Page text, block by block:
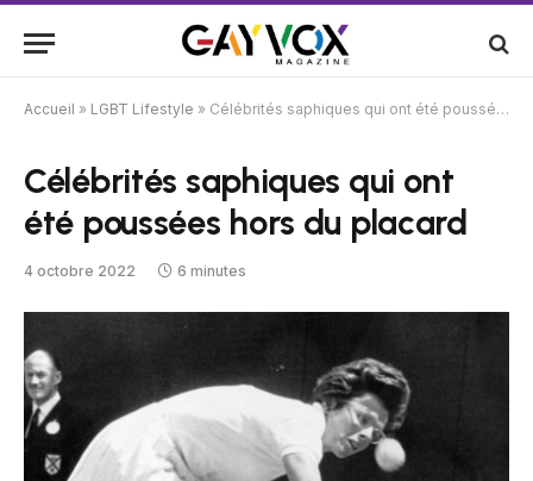
Accueil » LGBT Lifestyle » Célébrités saphiques qui ont été poussées hors du placard
Célébrités saphiques qui ont
été poussées hors du placard
4 octobre 2022 6 minutes